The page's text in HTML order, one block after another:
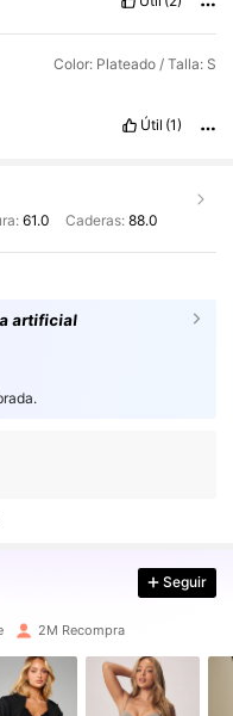
Color: Plateado / Talla: S
Útil (1)
61.0 Caderas: 88.0
artificial
Seguir
2M Recompra